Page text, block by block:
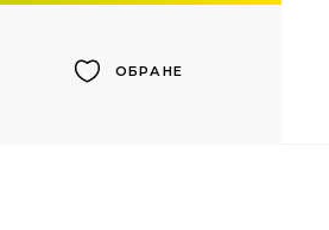
ОБРАНЕ